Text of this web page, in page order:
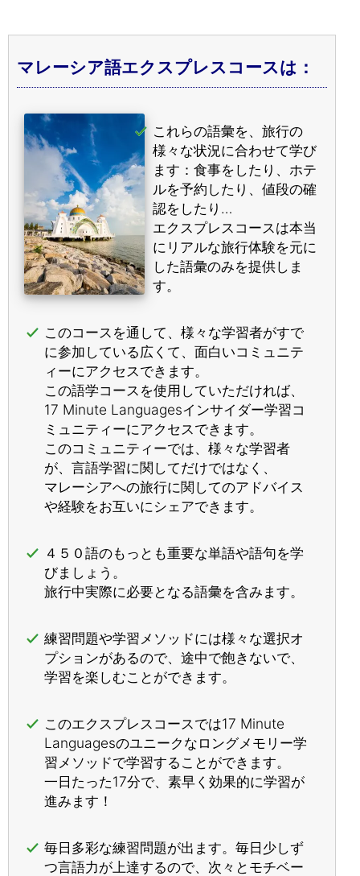
マレーシア語エクスプレスコースは：
これらの語彙を、旅行の
様々な状況に合わせて学び
ます：食事をしたり、ホテ
ルを予約したり、値段の確
認をしたり…
エクスプレスコースは本当
にリアルな旅行体験を元に
した語彙のみを提供しま
す。
このコースを通して、様々な学習者がすで
に参加している広くて、面白いコミュニテ
ィーにアクセスできます。
この語学コースを使用していただければ、
17 Minute Languagesインサイダー学習コ
ミュニティーにアクセスできます。
このコミュニティーでは、様々な学習者
が、言語学習に関してだけではなく、
マレーシアへの旅行に関してのアドバイス
や経験をお互いにシェアできます。
４５０語のもっとも重要な単語や語句を学
びましょう。
旅行中実際に必要となる語彙を含みます。
練習問題や学習メソッドには様々な選択オ
プションがあるので、途中で飽きないで、
学習を楽しむことができます。
このエクスプレスコースでは17 Minute
Languagesのユニークなロングメモリー学
習メソッドで学習することができます。
一日たった17分で、素早く効果的に学習が
進みます！
毎日多彩な練習問題が出ます。毎日少しず
つ言語力が上達するので、次々とモチベー